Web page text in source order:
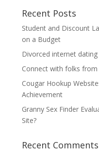
Recent Posts
Student and Discount
on a Budget
Divorced internet
Connect with folks
Cougar Hookup
Achievement
Granny Sex Finder
Site?
Recent Comments